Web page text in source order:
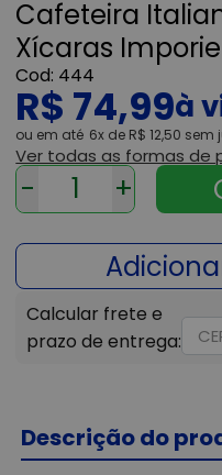
Cafeteira
Xícaras
444
R$ 74,99
ou 6x de R$ 12,50 sem
Ver todas as formas de
- +
Descrição do